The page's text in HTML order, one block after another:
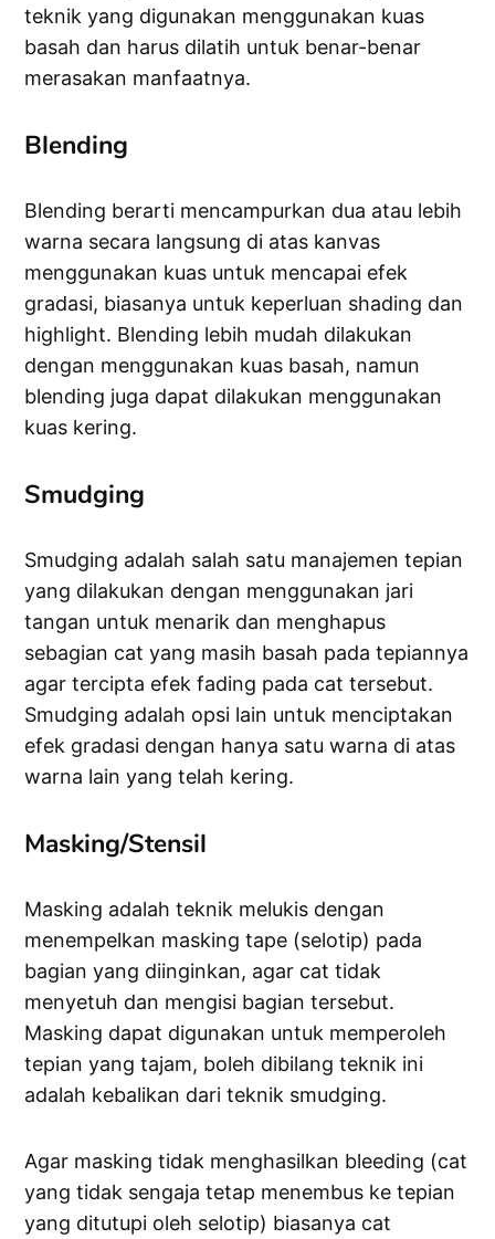
teknik yang digunakan menggunakan kuas
basah dan harus dilatih untuk benar-benar
merasakan manfaatnya.
Blending
Blending berarti mencampurkan dua atau lebih
warna secara langsung di atas kanvas
menggunakan kuas untuk mencapai efek
gradasi, biasanya untuk keperluan shading dan
highlight. Blending lebih mudah dilakukan
dengan menggunakan kuas basah, namun
blending juga dapat dilakukan menggunakan
kuas kering.
Smudging
Smudging adalah salah satu manajemen tepian
yang dilakukan dengan menggunakan jari
tangan untuk menarik dan menghapus
sebagian cat yang masih basah pada tepiannya
agar tercipta efek fading pada cat tersebut.
Smudging adalah opsi lain untuk menciptakan
efek gradasi dengan hanya satu warna di atas
warna lain yang telah kering.
Masking/Stensil
Masking adalah teknik melukis dengan
menempelkan masking tape (selotip) pada
bagian yang diinginkan, agar cat tidak
menyetuh dan mengisi bagian tersebut.
Masking dapat digunakan untuk memperoleh
tepian yang tajam, boleh dibilang teknik ini
adalah kebalikan dari teknik smudging.
Agar masking tidak menghasilkan bleeding (cat
yang tidak sengaja tetap menembus ke tepian
yang ditutupi oleh selotip) biasanya cat